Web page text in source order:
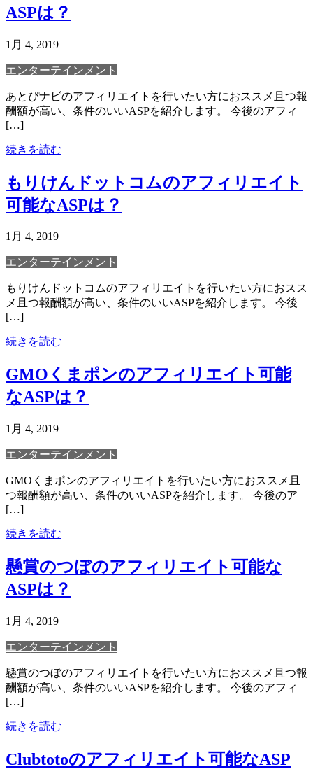
ASPは？
1月 4, 2019
エンターテインメント
あとぴナビのアフィリエイトを行いたい方におススメ且つ報
酬額が高い、条件のいいASPを紹介します。 今後のアフィ
[…]
続きを読む
もりけんドットコムのアフィリエイト
可能なASPは？
1月 4, 2019
エンターテインメント
もりけんドットコムのアフィリエイトを行いたい方におスス
メ且つ報酬額が高い、条件のいいASPを紹介します。 今後
[…]
続きを読む
GMOくまポンのアフィリエイト可能
なASPは？
1月 4, 2019
エンターテインメント
GMOくまポンのアフィリエイトを行いたい方におススメ且
つ報酬額が高い、条件のいいASPを紹介します。 今後のア
[…]
続きを読む
懸賞のつぼのアフィリエイト可能な
ASPは？
1月 4, 2019
エンターテインメント
懸賞のつぼのアフィリエイトを行いたい方におススメ且つ報
酬額が高い、条件のいいASPを紹介します。 今後のアフィ
[…]
続きを読む
Clubtotoのアフィリエイト可能なASP